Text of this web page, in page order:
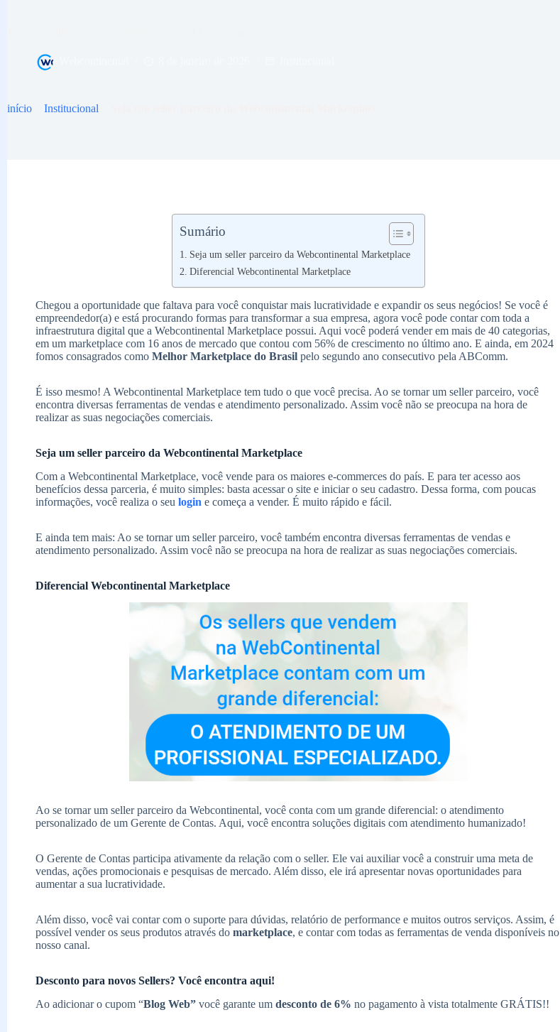
início Institucional
Sumário
Seja um seller parceiro da Webcontinental Marketplace
Diferencial Webcontinental Marketplace
Chegou a oportunidade que faltava para você conquistar mais lucratividade e expandir os seus negócios! Se você é
empreendedor(a) e está procurando formas para transformar a sua empresa, agora você pode contar com toda a
infraestrutura digital que a Webcontinental Marketplace possui. Aqui você poderá vender em mais de 40 categorias,
em um marketplace com 16 anos de mercado que contou com 56% de crescimento no último ano. E ainda, em 2024
fomos consagrados como Melhor Marketplace do Brasil pelo segundo ano consecutivo pela ABComm.
É isso mesmo! A Webcontinental Marketplace tem tudo o que você precisa. Ao se tornar um seller parceiro, você
encontra diversas ferramentas de vendas e atendimento personalizado. Assim você não se preocupa na hora de
realizar as suas negociações comerciais.
Seja um seller parceiro da Webcontinental Marketplace
Com a Webcontinental Marketplace, você vende para os maiores e-commerces do país. E para ter acesso aos
benefícios dessa parceria, é muito simples: basta acessar o site e iniciar o seu cadastro. Dessa forma, com poucas
informações, você realiza o seu login e começa a vender. É muito rápido e fácil.
E ainda tem mais: Ao se tornar um seller parceiro, você também encontra diversas ferramentas de vendas e
atendimento personalizado. Assim você não se preocupa na hora de realizar as suas negociações comerciais.
Diferencial Webcontinental Marketplace
Ao se tornar um seller parceiro da Webcontinental, você conta com um grande diferencial: o atendimento
personalizado de um Gerente de Contas. Aqui, você encontra soluções digitais com atendimento humanizado!
O Gerente de Contas participa ativamente da relação com o seller. Ele vai auxiliar você a construir uma meta de
vendas, ações promocionais e pesquisas de mercado. Além disso, ele irá apresentar novas oportunidades para
aumentar a sua lucratividade.
Além disso, você vai contar com o suporte para dúvidas, relatório de performance e muitos outros serviços. Assim, é
possível vender os seus produtos através do marketplace, e contar com todas as ferramentas de venda disponíveis no
nosso canal.
Desconto para novos Sellers? Você encontra aqui!
Ao adicionar o cupom “Blog Web” você garante um desconto de 6% no pagamento à vista totalmente GRÁTIS!!